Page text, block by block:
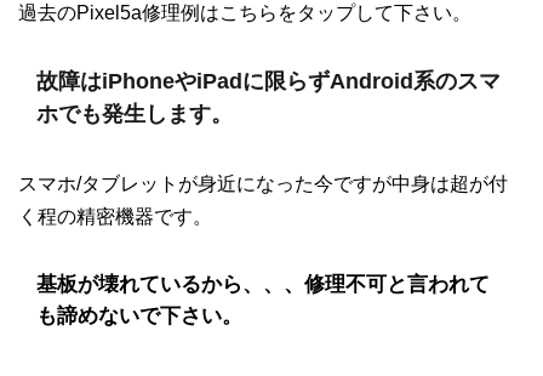
過去のPixel5a修理例はこちらをタップして下さい。
故障はiPhoneやiPadに限らずAndroid系のスマ
ホでも発生します。
スマホ/タブレットが身近になった今ですが中身は超が付
く程の精密機器です。
基板が壊れているから、、、修理不可と言われて
も諦めないで下さい。